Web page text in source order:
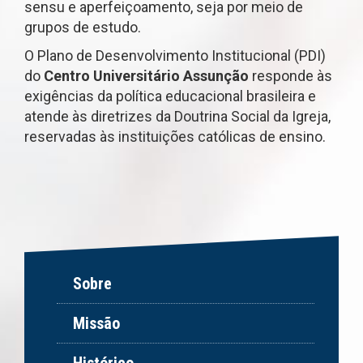
sensu e aperfeiçoamento, seja por meio de
grupos de estudo.
O Plano de Desenvolvimento Institucional (PDI)
do Centro Universitário Assunção responde às
exigências da política educacional brasileira e
atende às diretrizes da Doutrina Social da Igreja,
reservadas às instituições católicas de ensino.
Sobre
Missão